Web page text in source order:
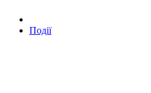
Події